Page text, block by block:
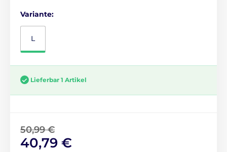
Variante:
L
Lieferbar 1 Artikel
50,99 €
40,79 €